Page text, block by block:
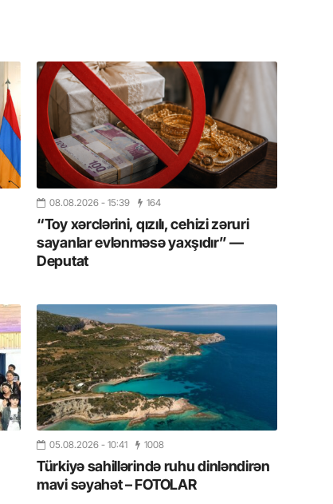
08.08.2026 - 15:39 164
“Toy xərclərini, qızılı, cehizi zəruri
sayanlar evlənməsə yaxşıdır” —
Deputat
05.08.2026 - 10:41 1008
Türkiyə sahillərində ruhu dinləndirən
mavi səyahət – FOTOLAR